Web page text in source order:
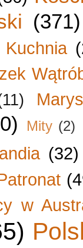
(371)
Kuchnia
Mity (2)
(32)
w